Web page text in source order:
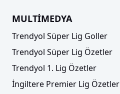
MULTİMEDYA
Trendyol Süper Lig Goller
Trendyol Süper Lig Özetler
Trendyol 1. Lig Özetler
İngiltere Premier Lig Özetler